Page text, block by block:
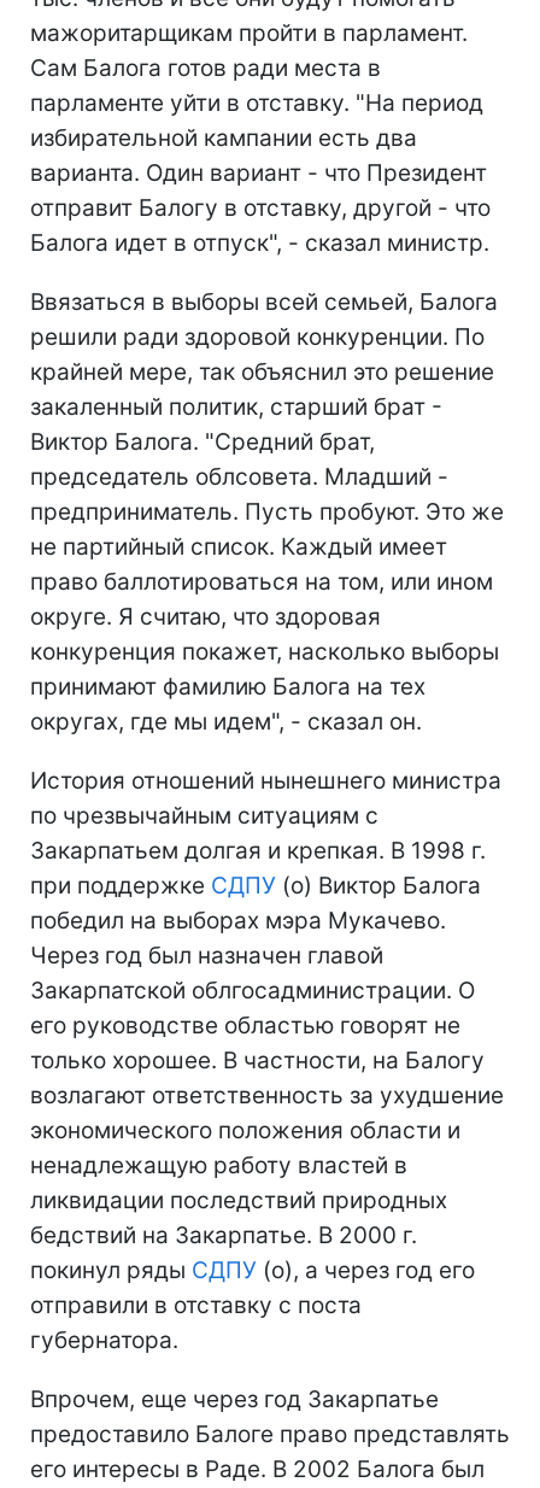
мажоритарщикам пройти в парламент.
Сам Балога готов ради места в
парламенте уйти в отставку. "На период
избирательной кампании есть два
варианта. Один вариант - что Президент
отправит Балогу в отставку, другой - что
Балога идет в отпуск", - сказал министр.
Ввязаться в выборы всей семьей, Балога
решили ради здоровой конкуренции. По
крайней мере, так объяснил это решение
закаленный политик, старший брат -
Виктор Балога. "Средний брат,
председатель облсовета. Младший -
предприниматель. Пусть пробуют. Это же
не партийный список. Каждый имеет
право баллотироваться на том, или ином
округе. Я считаю, что здоровая
конкуренция покажет, насколько выборы
принимают фамилию Балога на тех
округах, где мы идем", - сказал он.
История отношений нынешнего министра
по чрезвычайным ситуациям с
Закарпатьем долгая и крепкая. В 1998 г.
при поддержке СДПУ (о) Виктор Балога
победил на выборах мэра Мукачево.
Через год был назначен главой
Закарпатской облгосадминистрации. О
его руководстве областью говорят не
только хорошее. В частности, на Балогу
возлагают ответственность за ухудшение
экономического положения области и
ненадлежащую работу властей в
ликвидации последствий природных
бедствий на Закарпатье. В 2000 г.
покинул ряды СДПУ (о), а через год его
отправили в отставку с поста
губернатора.
Впрочем, еще через год Закарпатье
предоставило Балоге право представлять
его интересы в Раде. В 2002 Балога был